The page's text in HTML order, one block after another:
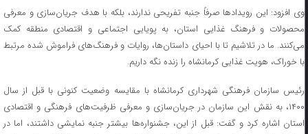
وی افزود: این رویدادها صرفاً جنبه تفریحی ندارند، بلکه با هدف جریان‌سازی و معرفی
محصولات و فرهنگ غذایی استان، به پویایی اجتماعی و اقتصادی منطقه کمک
می‌کنند. ما در تلاشیم تا با احیای داستان‌ها، روایات و فرهنگ‌های فراموش شده مرتبط
با خوراک، هویت غذایی کرمانشاه را زنده نگه داریم.
رئیس سازمان فرهنگی شهرداری کرمانشاه با مقایسه وضعیت کنونی با قبل از سال
۱۴۰۰، به نقش این سازمان در جریان‌سازی و معرفی ظرفیت‌های فرهنگی و اقتصادی
استان اشاره کرد و گفت: قبل از این، جشنواره‌ها بیشتر جنبه نمایشی داشتند، اما در